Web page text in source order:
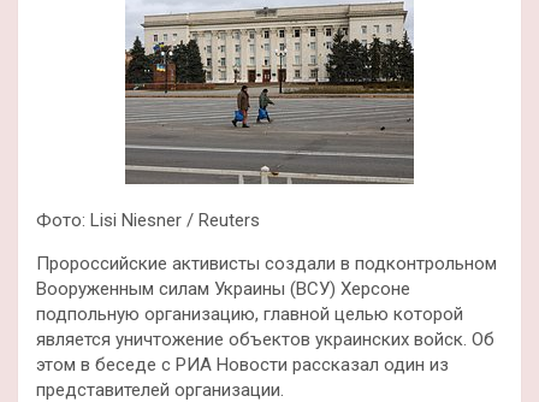
Фото: Lisi Niesner / Reuters
Пророссийские активисты создали в подконтрольном
Вооруженным силам Украины (ВСУ) Херсоне
подпольную организацию, главной целью которой
является уничтожение объектов украинских войск. Об
этом в беседе с РИА Новости рассказал один из
представителей организации.